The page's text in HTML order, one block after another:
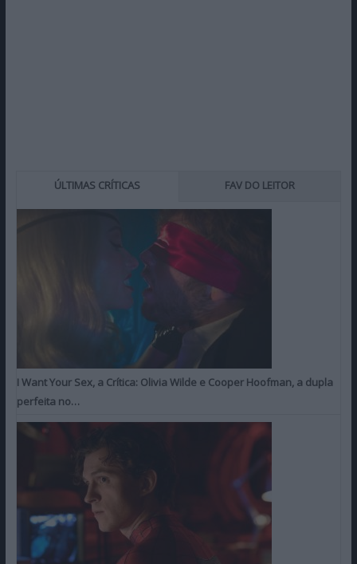
ÚLTIMAS CRÍTICAS FAV DO LEITOR
I Want Your Sex, a Crítica: Olivia Wilde e Cooper Hoofman, a dupla
perfeita no…